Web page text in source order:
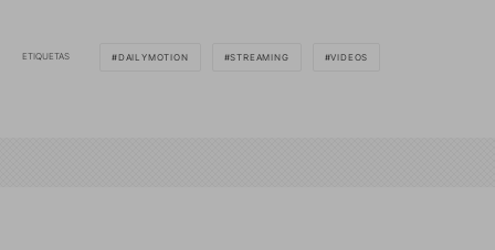
ETIQUETAS DAILYMOTION STREAMING VIDEOS